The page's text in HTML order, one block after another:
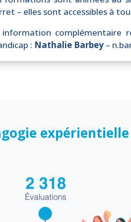
– elles sont accessibles à
complémentaire
: Nathalie Barbey –